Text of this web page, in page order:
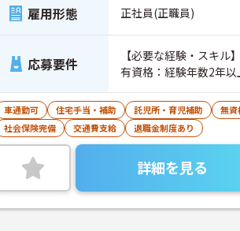
雇用形態 正社員(正職員)
応募要件
【必要な経験・スキ
有資格：経験年数2年以
車通勤可 住宅手当・補助 託児所・育児補助 無資
社会保険完備
交通費支給 退職金制度あり
詳細を見る